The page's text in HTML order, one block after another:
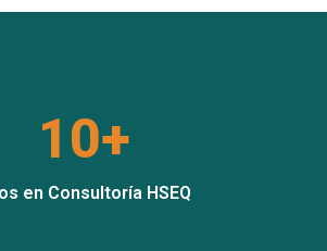
10+
en Consultoría HSEQ